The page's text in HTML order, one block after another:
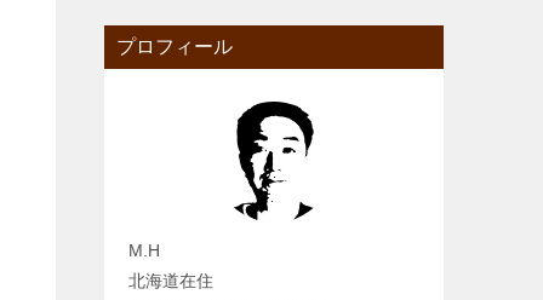
プロフィール
M.H
北海道在住